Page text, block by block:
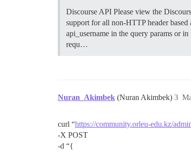
Discourse API Please view the
support for all non-HTTP header based
api_username in the query params or
requ…
Nuran_Akimbek (Nuran Akimbek) 3
curl “https://community.orleu-edu.kz/
-X POST
-d “{